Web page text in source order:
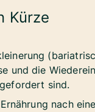
Kürze
und die
sind.
nach